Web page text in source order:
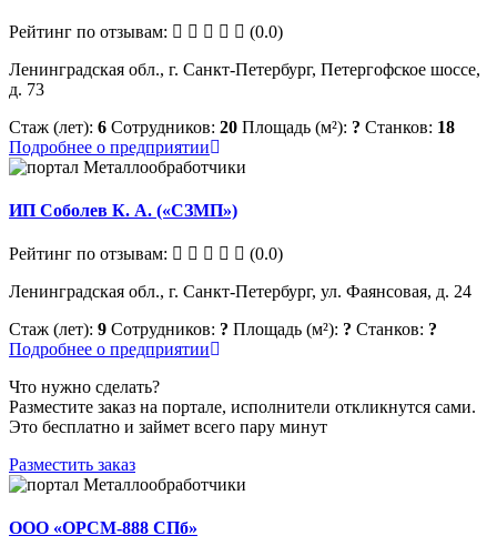
Рейтинг по отзывам:
(0.0)
Ленинградская обл., г. Санкт-Петербург, Петергофское шоссе,
д. 73
Стаж (лет): 6 Сотрудников: 20 Площадь (м²): ? Станков: 18
Подробнее о предприятии
ИП Соболев К. А. («СЗМП»)
Рейтинг по отзывам:
(0.0)
Ленинградская обл., г. Санкт-Петербург, ул. Фаянсовая, д. 24
Стаж (лет): 9 Сотрудников: ? Площадь (м²): ? Станков: ?
Подробнее о предприятии
Что нужно сделать?
Разместите заказ на портале, исполнители откликнутся сами.
Это бесплатно и займет всего пару минут
Разместить заказ
ООО «ОРСМ-888 СПб»